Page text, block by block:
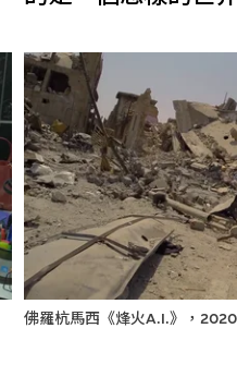
佛羅杭馬西《烽火A.I.》，